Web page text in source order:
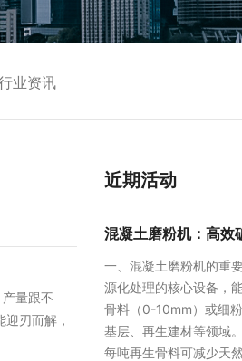
业资讯
量跟不
刃而解，
近期活动
混凝土磨粉机：高效
一、混凝土磨粉机的重
源化处理的核心设备，
骨料（0-10mm）或细
基层、再生建材等领域
每吨再生骨料可减少天